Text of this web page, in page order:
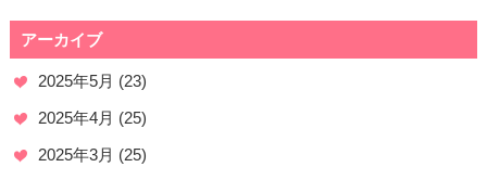
アーカイブ
2025年5月 (23)
2025年4月 (25)
2025年3月 (25)